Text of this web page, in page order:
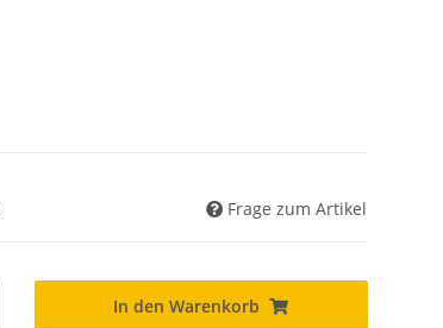
Frage zum Artikel
In den Warenkorb